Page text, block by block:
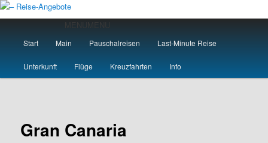
Zum
primären
springen– Reise-Angebote
Start Main Pauschalreisen Last-Minute Reise
Unterkunft Flüge Kreuzfahrten Info
Gran Canaria